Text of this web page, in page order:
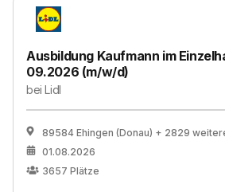
Ausbildung Kaufmann im
09.2026 (m/w/d)
beiLidl
89584 Ehingen (Donau) + 2829
01.08.2026
3657 Plätze